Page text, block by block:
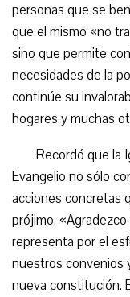
personas que se
que el mismo «no
sino que permite
necesidades de la
continúe su
hogares y muchas
Recordó que la
Evangelio no sólo
acciones concretas
prójimo.
representa por el
nuestros convenios
nueva constitución.